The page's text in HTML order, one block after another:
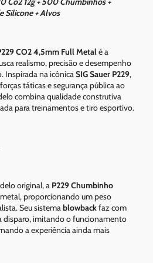
Silicone + Alvos
CO2 4,5mm Full Metalé a
realismo, precisão e desempenho
Inspirada na icônicaSIG Sauer P229,
táticas e segurança pública ao
combina qualidade construtiva
para treinamentos e tiro esportivo.
original, a P229 Chumbinho
proporcionando um peso
Seu sistemablowbackfaz com
disparo, imitando o funcionamento
a experiência ainda mais